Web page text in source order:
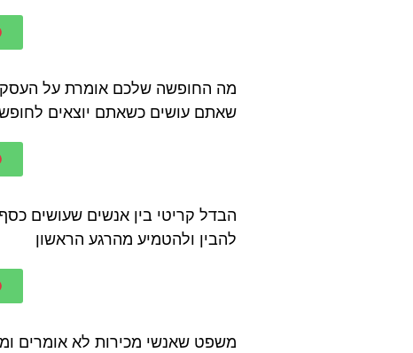
מה החופשה שלכם אומרת על העסק
שאתם עושים כשאתם יוצאים
הבדל קריטי בין אנשים שעושים
להבין ולהטמיע מהרגע הראשון
משפט שאנשי מכירות לא אומרים ומפספסים